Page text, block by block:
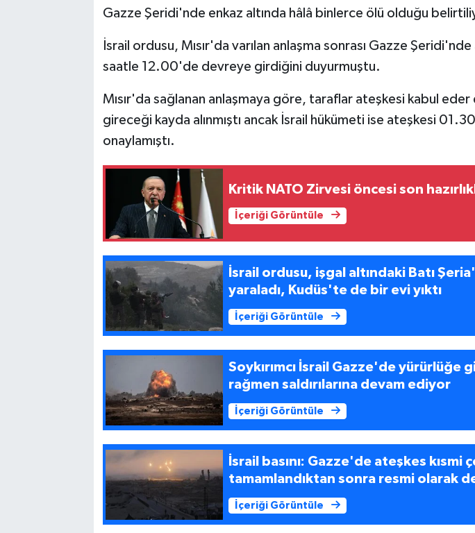
Gazze Şeridi'nde enkaz altında hâlâ binlerce ölü olduğu
İsrail ordusu, Mısır'da varılan anlaşma sonrası Gazze
saatle 12.00'de devreye girdiğini duyurmuştu.
Mısır'da sağlanan anlaşmaya göre, taraflar ateşkesi kabul
gireceği kayda alınmıştı ancak İsrail hükümeti ise ateşkesi
onaylamıştı.
Kritik NATO Zirvesi öncesi son
İçeriği Görüntüle
İsrail ordusu, işgal altındaki Batı
yaraladı, Kudüs'te de bir evi yıktı
İçeriği Görüntüle
Soykırımcı İsrail Gazze'de yürürlüğe
rağmen saldırılarına devam ediyor
İçeriği Görüntüle
İsrail basını: Gazze'de ateşkes kısmi
tamamlandıktan sonra resmi olarak
İçeriği Görüntüle